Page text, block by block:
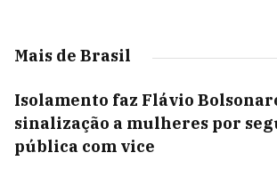
Mais de Brasil
Isolamento faz Flávio
sinalização a mulheres por
pública com vice